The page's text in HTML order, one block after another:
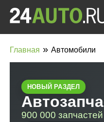
Главная » Автомобили